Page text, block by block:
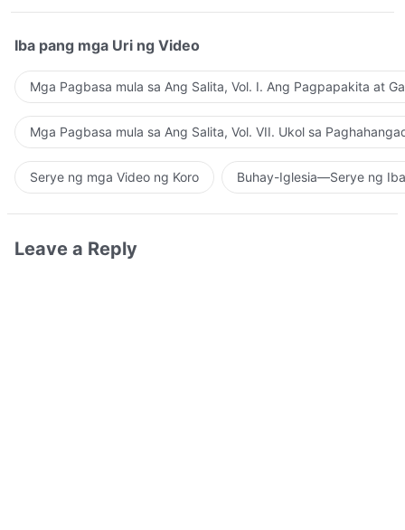
Iba pang mga Uri ng Video
Mga Pagbasa mula sa Ang Salita, Vol. I. Ang Pagpapakita at
Mga Pagbasa mula sa Ang Salita, Vol. VII. Ukol sa
Serye ng mga Video ng Koro Buhay-Iglesia—Serye ng
Leave a Reply